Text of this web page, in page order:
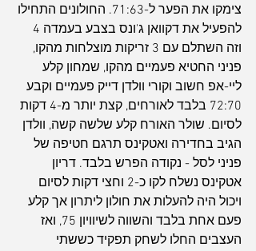
צימקו את הפער ל-71:63. החולונים התחילו
וזה השתלם עם 3 זריקות מוצלחות מהקו,
פניני החטיא פעמיים מהקו, שמחון קלע
ליי-אפ חשוב וקורי וולדן דייק פעמיים וקבע
72:70 בלבד לאורחים, קצת יותר מ-4 דקות
לסיום. שולר האורח קלע שלשה קשה, וולדן
הגיב בחדירה ואטקינס תרגם חטיפה של
פניני לסל - נקודה הפרש בלבד. דריון
אטקינס נשלח לקו כ-2 וחצי דקות לסיום
ויכול היה להעלות את חולון ליתרון אך קלע
פעם אחת בלבד והשווה לשיוויון 75, ואז
העצבים החלו לשחק תפקיד כששתי